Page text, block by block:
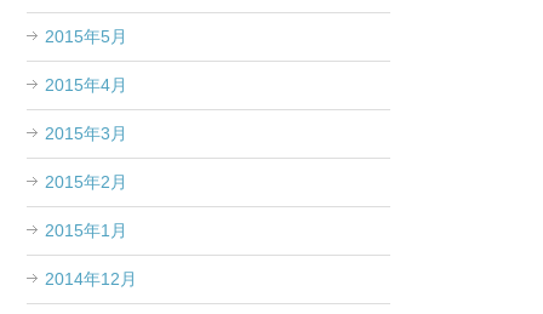
2015年5月
2015年4月
2015年3月
2015年2月
2015年1月
2014年12月